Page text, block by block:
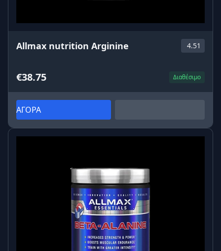
Allmax nutrition Arginine 4.51
€38.75 Διαθέσιμο
ΑΓΟΡΑ